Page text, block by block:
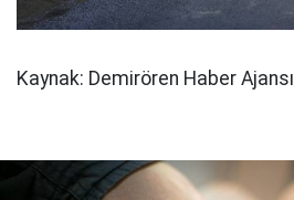
Kaynak: Demirören Haber Ajansı